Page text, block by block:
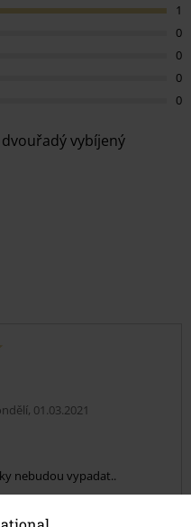
1
0
0
0
0
vybíjený
01.03.2021
nebudou vypadat..